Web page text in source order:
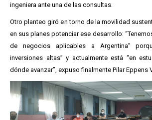
ingeniera ante una de las consultas.
Otro planteo giró en torno de la movilidad
en sus planes potenciar ese desarrollo:
de negocios aplicables a Argentina”
inversiones altas” y actualmente está “en
dónde avanzar”, expuso finalmente Pilar Eppens